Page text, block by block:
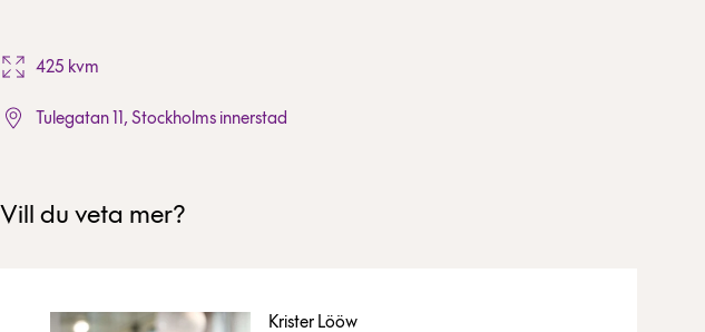
425 kvm
Tulegatan 11, Stockholms innerstad
Vill du veta mer?
Krister Lööw